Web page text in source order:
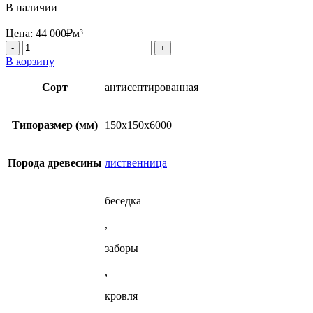
В наличии
Цена: 44 000₽м³
Количество
товара
Строганный
брус
антисептированный
мм
В корзину
Сорт антисептированная
Типоразмер (мм) 150х150х6000
Порода древесины лиственница
беседка
,
заборы
,
кровля